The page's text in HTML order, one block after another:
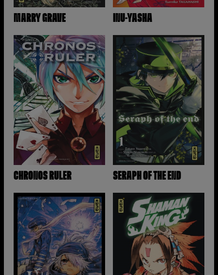
MARRY GRAVE INU-YASHA
CHRONOS RULER SERAPH OF THE END